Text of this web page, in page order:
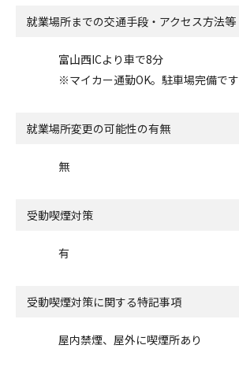
就業場所までの交通手段・アクセス方法等
富山西ICより車で8分
※マイカー通勤OK。駐車場完備です
就業場所変更の可能性の有無
無
受動喫煙対策
有
受動喫煙対策に関する特記事項
屋内禁煙、屋外に喫煙所あり